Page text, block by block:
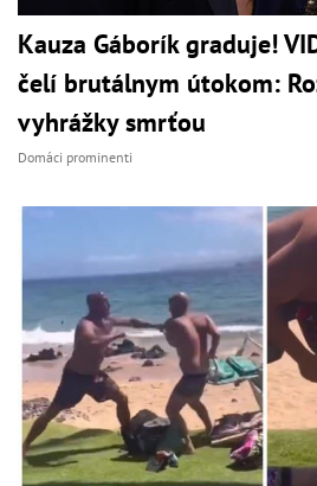
Kauza Gáborík graduje!
čelí brutálnym útokom:
vyhrážky smrťou
Domáci prominenti